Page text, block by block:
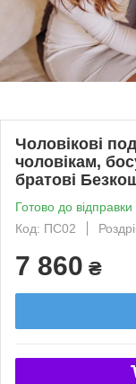
Чоловікові
чоловікам,
братові
Готово до відправки
Код: ПС02
7 860 ₴